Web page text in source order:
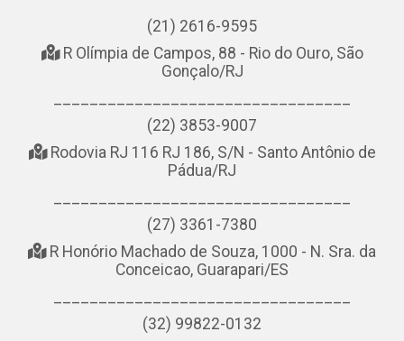
(21) 2616-9595
R Olímpia de Campos, 88 - Rio do Ouro, São
Gonçalo/RJ
(22) 3853-9007
Rodovia RJ 116 RJ 186, S/N - Santo Antônio de
Pádua/RJ
(27) 3361-7380
R Honório Machado de Souza, 1000 - N. Sra. da
Conceicao, Guarapari/ES
(32) 99822-0132